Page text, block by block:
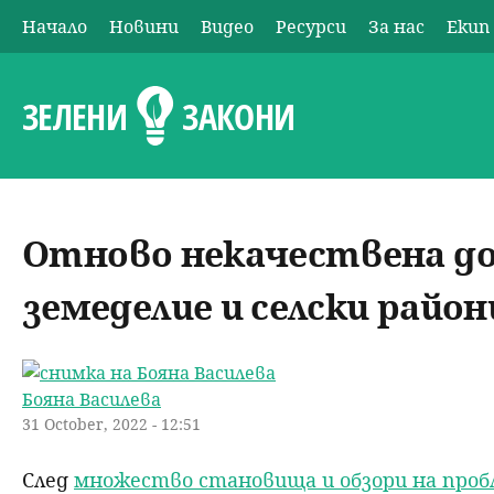
О
с
в
н
о
м
е
Начало Новини Видео Ресурси За нас Екип
ЗЕЛЕНИ ЗАКОНИ
Отново некачествена
земеделие и селски
Бояна Василева
31 October, 2022 - 12:51
След множество становища и обзори на